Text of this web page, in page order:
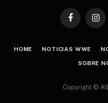
Facebook
HOME NOTICIAS WWE
SOBRE
Copyright ©